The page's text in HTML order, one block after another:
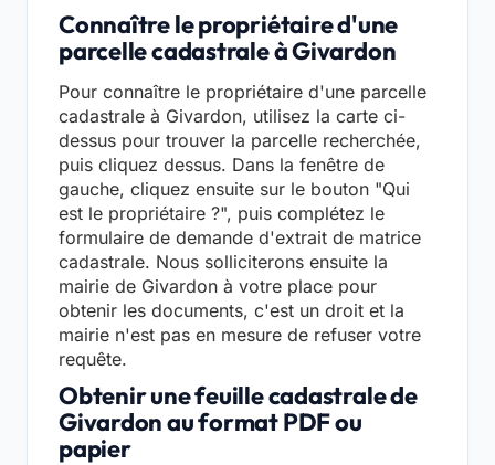
Connaître le propriétaire d'une
parcelle cadastrale à Givardon
Pour connaître le propriétaire d'une parcelle
cadastrale à Givardon, utilisez la carte ci-
dessus pour trouver la parcelle recherchée,
puis cliquez dessus. Dans la fenêtre de
gauche, cliquez ensuite sur le bouton "Qui
est le propriétaire ?", puis complétez le
formulaire de demande d'extrait de matrice
cadastrale. Nous solliciterons ensuite la
mairie de Givardon à votre place pour
obtenir les documents, c'est un droit et la
mairie n'est pas en mesure de refuser votre
requête.
Obtenir une feuille cadastrale de
Givardon au format PDF ou
papier